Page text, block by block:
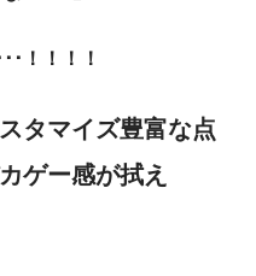
･！！！！
タマイズ豊富な点
ゲー感が拭え